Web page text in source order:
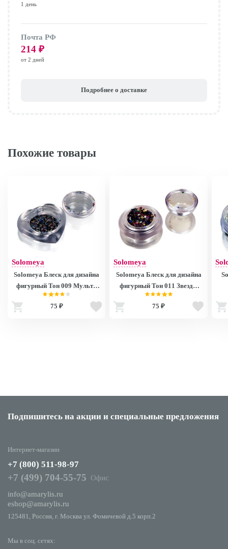
1 день
Почта РФ
214 ₽
от 2 дней
Подробнее о доставке
Похожие товары
Solomeya
Solomeya Блеск для дизайна
фигурный Тон 009 Мульти
голографические
волокна/Multi Hologram
75 ₽
Solomeya
Solomeya Блеск для дизайна
фигурный Тон 011 Звезды
Задиака/Zodiac Stars
75 ₽
Подпишитесь на акции и специальные предложения
Мы в соц. сетях:
Интернет-магазин
+7 (800) 511-98-97
+7 (499) 704-55-75
Офис
info@amarylis.ru
eshop@amarylis.ru
125481, Россия, г. Москва ул. Фомичевой д.5 корп.2